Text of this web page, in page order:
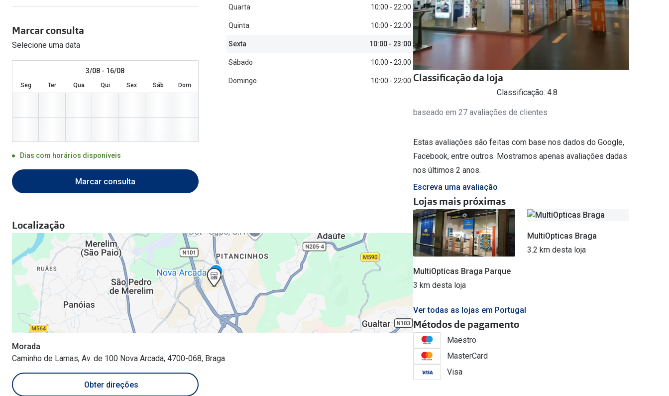
🔴Outlet
Líquidos e gotas
Homem
Criança
Ver todos
Como funcionam os meus olhos? Olhar por todos
Ver todos os artigos
Marcar consulta
Selecione uma data
3/08 - 16/08
Seg Ter Qua Qui Sex Sáb Dom
Dias com horários disponíveis
Marcar consulta
Quarta 10:00 - 22:00
Quinta 10:00 - 22:00
Sexta 10:00 - 23:00
Sábado 10:00 - 23:00
Domingo 10:00 - 22:00
Localização
Morada
Caminho de Lamas, Av. de 100 Nova Arcada, 4700-068, Braga
Obter direções
Classificação da loja
Classificação: 4.8
baseado em 27 avaliações de clientes
Estas avaliações são feitas com base nos dados do Google,
Facebook, entre outros. Mostramos apenas avaliações dadas
nos últimos 2 anos.
Escreva uma avaliação
Lojas mais próximas
MultiOpticas Braga Parque
3 km desta loja
MultiOpticas Braga
3.2 km desta loja
Ver todas as lojas em Portugal
Métodos de pagamento
Maestro
MasterCard
Visa